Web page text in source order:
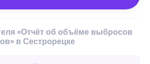
«Отчёт об объёме выбросов
в Сестрорецке